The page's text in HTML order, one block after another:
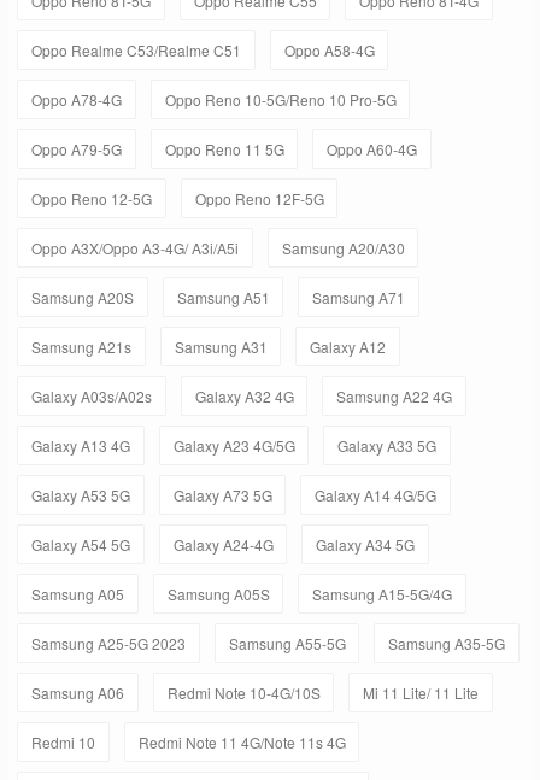
Oppo Realme C53/Realme C51 Oppo A58-4G
Oppo A78-4G Oppo Reno 10-5G/Reno 10 Pro-5G
Oppo A79-5G Oppo Reno 11 5G Oppo A60-4G
Oppo Reno 12-5G Oppo Reno 12F-5G
Oppo A3X/Oppo A3-4G/ A3i/A5i Samsung A20/A30
Samsung A20S Samsung A51 Samsung A71
Samsung A21s Samsung A31 Galaxy A12
Galaxy A03s/A02s Galaxy A32 4G Samsung A22 4G
Galaxy A13 4G Galaxy A23 4G/5G Galaxy A33 5G
Galaxy A53 5G Galaxy A73 5G Galaxy A14 4G/5G
Galaxy A54 5G Galaxy A24-4G Galaxy A34 5G
Samsung A05 Samsung A05S Samsung A15-5G/4G
Samsung A25-5G 2023 Samsung A55-5G Samsung A35-5G
Samsung A06 Redmi Note 10-4G/10S Mi 11 Lite/ 11 Lite
Redmi 10 Redmi Note 11 4G/Note 11s 4G